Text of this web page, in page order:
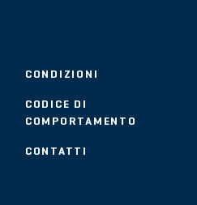
CONDIZIONI
CODICE DI
COMPORTAMENTO
CONTATTI